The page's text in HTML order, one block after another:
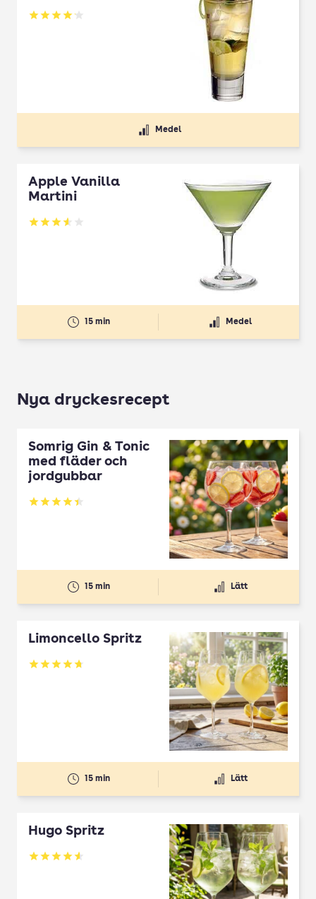
Betyg: 4.12 av 5
Medel
Apple Vanilla
Martini
Betyg: 3.6 av 5
15 min Medel
Nya dryckesrecept
Somrig Gin & Tonic
med fläder och
jordgubbar
Betyg: 4.45 av 5
15 min Lätt
Limoncello Spritz
Betyg: 4.7 av 5
15 min Lätt
Hugo Spritz
Betyg: 4.61 av 5